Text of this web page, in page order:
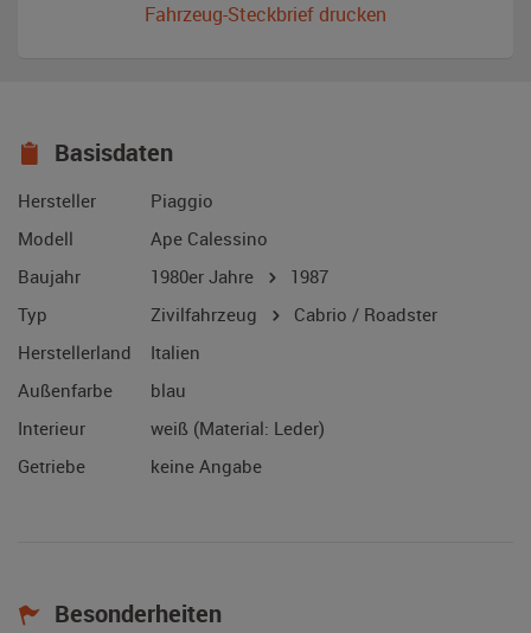
Fahrzeug-Steckbrief drucken
Basisdaten
Hersteller
Piaggio
Modell
Ape Calessino
Baujahr
1980er Jahre
1987
Typ
Zivilfahrzeug
Cabrio / Roadster
Herstellerland
Italien
Außenfarbe
blau
Interieur
weiß (Material: Leder)
Getriebe
keine Angabe
Besonderheiten